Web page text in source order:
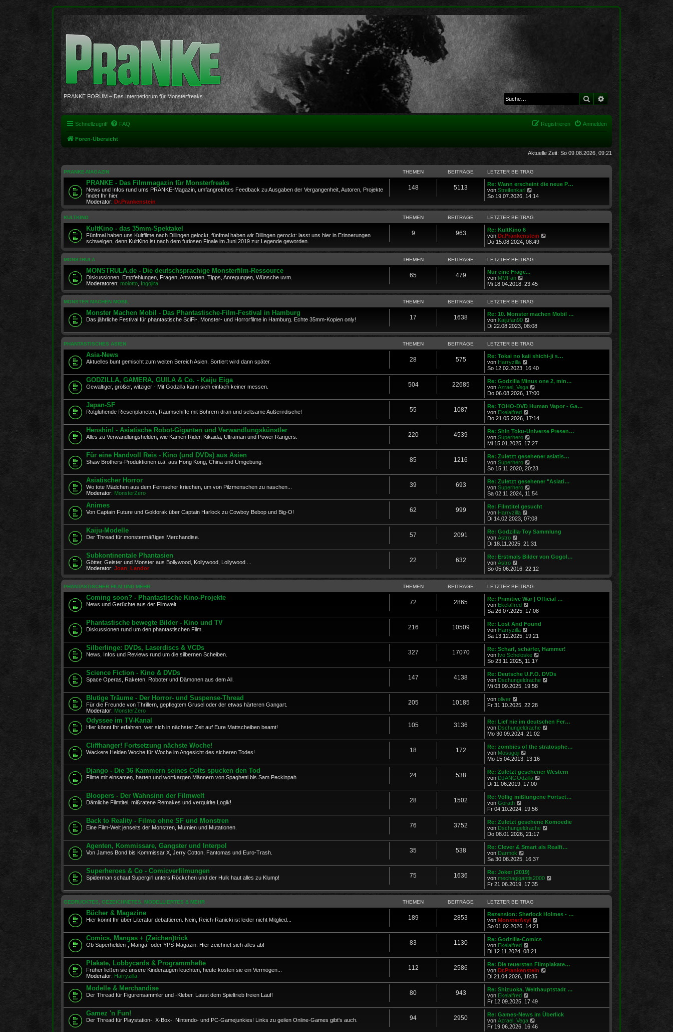
PRANKE FORUM – Das Internetforum für Monsterfreaks Suche Erweiterte Suche
Schnellzugriff FAQ Anmelden
Registrieren
Foren-Übersicht
Aktuelle Zeit: So 09.08.2026, 09:21
PRANKE-MAGAZIN THEMEN BEITRÄGE LETZTER BEITRAG
PRANKE - Das Filmmagazin für Monsterfreaks
News und Infos rund ums PRANKE-Magazin, umfangreiches Feedback zu Ausgaben der Vergangenheit, Autoren, Projekte
findet Ihr hier.
Moderator: Dr.Prankenstein
148 5113
Re: Wann erscheint die neue P…
von Streifenkarl
e
e
t
B
e
i
r
So 19.07.2026, 14:14
KULTKINO THEMEN BEITRÄGE LETZTER BEITRAG
KultKino - das 35mm-Spektakel
Fünfmal haben uns Kultfilme nach Dillingen gelockt, fünfmal haben wir Dillingen gerockt: lasst uns hier in Erinnerungen
schwelgen, denn KultKino ist nach dem furiosen Finale im Juni 2019 zur Legende geworden.
9 963
Re: KultKino 6
von Dr.Prankenstein
u
e
t
e
i
r
a
Do 15.08.2024, 08:49
MONSTRULA THEMEN BEITRÄGE LETZTER BEITRAG
MONSTRULA.de - Die deutschsprachige Monsterfilm-Ressource
Diskussionen, Empfehlungen, Fragen, Antworten, Tipps, Anregungen, Wünsche uvm.
Moderatoren: molotto Ingojira
65 479
Nur eine Frage...
von MMFan
e
u
e
s
t
e
r
B
e
i
t
r
a
g
Mi 18.04.2018, 23:45
MONSTER MACHEN MOBIL THEMEN BEITRÄGE LETZTER BEITRAG
Monster Machen Mobil - Das Phantastische-Film-Festival in Hamburg
Das jährliche Festival für phantastische SciFi-, Monster- und Horrorfilme in Hamburg. Echte 35mm-Kopien only! 17 1638
Re: 10. Monster machen Mobil …
von Kaijufan90
e
u
e
s
t
e
B
e
i
t
r
g
Di 22.08.2023, 08:08
PHANTASTISCHES ASIEN THEMEN BEITRÄGE LETZTER BEITRAG
Asia-News
Aktuelles bunt gemischt zum weiten Bereich Asien. Sortiert wird dann später. 28 575
Re: Tokai no kaii shichi-ji s…
von Harryzilla
e
u
e
s
t
r
B
e
i
r
a
g
So 12.02.2023, 16:40
GODZILLA, GAMERA, GUILA & Co. - Kaiju Eiga
Gewaltiger, größer, witziger - Mit Godzilla kann sich einfach keiner messen. 504 22685
Re: Godzilla Minus one 2, min…
von Azrael_Vega
e
u
e
t
B
e
i
r
g
Do 06.08.2026, 17:00
Japan-SF
Rotglühende Riesenplaneten, Raumschiffe mit Bohrern dran und seltsame Außerirdische! 55 1087
Re: TOHO-DVD Human Vapor - Ga…
von Ekelalfred
e
u
e
s
t
r
B
e
i
r
a
g
Do 21.05.2026, 17:14
Henshin! - Asiatische Robot-Giganten und Verwandlungskünstler
Alles zu Verwandlungshelden, wie Kamen Rider, Kikaida, Ultraman und Power Rangers. 220 4539
Re: Shin Toku-Universe Presen…
von Superhero
e
u
e
t
r
B
e
i
r
g
Mi 15.01.2025, 17:27
Für eine Handvoll Reis - Kino (und DVDs) aus Asien
Shaw Brothers-Produktionen u.ä. aus Hong Kong, China und Umgebung. 85 1216
Re: Zuletzt gesehener asiatis…
von Superhero
e
u
e
t
B
e
i
r
g
So 15.11.2020, 20:23
Asiatischer Horror
Wo tote Mädchen aus dem Fernseher kriechen, um von Pilzmenschen zu naschen...
Moderator: MonsterZero
39 693
Re: Zuletzt gesehener "Asiati…
von Superhero
e
u
e
t
B
e
i
r
g
Sa 02.11.2024, 11:54
Animes
Von Captain Future und Goldorak über Captain Harlock zu Cowboy Bebop und Big-O! 62 999
Re: Filmtitel gesucht
von Harryzilla
e
u
e
s
t
r
B
e
i
t
r
a
Di 14.02.2023, 07:08
Kaiju-Modelle
Der Thread für monstermäßiges Merchandise. 57 2091
Re: Godzilla-Toy Sammlung
von Astro
e
u
e
t
r
B
e
i
t
r
g
Di 18.11.2025, 21:31
Subkontinentale Phantasien
Götter, Geister und Monster aus Bollywood, Kollywood, Lollywood ...
Moderator: Joan_Landor
22 632
Re: Erstmals Bilder von Gogol…
von Astro
e
u
e
s
t
e
r
B
e
i
t
r
So 05.06.2016, 22:12
PHANTASTISCHER FILM UND MEHR THEMEN BEITRÄGE LETZTER BEITRAG
Coming soon? - Phantastische Kino-Projekte
News und Gerüchte aus der Filmwelt. 72 2865
Re: Primitive War | Official …
von Ekelalfred
e
u
e
t
r
B
e
i
r
a
g
Sa 26.07.2025, 17:08
Phantastische bewegte Bilder - Kino und TV
Diskussionen rund um den phantastischen Film. 216 10509
Re: Lost And Found
von Harryzilla
e
u
e
s
t
r
B
e
i
a
g
Sa 13.12.2025, 19:21
Silberlinge: DVDs, Laserdiscs & VCDs
News, Infos und Reviews rund um die silbernen Scheiben. 327 17070
Re: Scharf, schärfer, Hammer!
von Ivo Scheloske
u
e
s
i
t
r
a
g
So 23.11.2025, 11:17
Science Fiction - Kino & DVDs
Space Operas, Raketen, Roboter und Dämonen aus dem All. 147 4138
Re: Deutsche U.F.O. DVDs
von Dschungeldrache
u
e
r
i
t
g
Mi 03.09.2025, 19:58
Blutige Träume - Der Horror- und Suspense-Thread
Für die Freunde von Thrillern, gepflegtem Grusel oder der etwas härteren Gangart.
Moderator: MonsterZero
205 10185 von oliver
e
e
s
t
e
r
B
e
i
t
r
a
g
Fr 31.10.2025, 22:28
Odyssee im TV-Kanal
Hier könnt Ihr erfahren, wer sich in nächster Zeit auf Eure Mattscheiben beamt! 105 3136
Re: Lief nie im deutschen Fer…
von Dschungeldrache
u
e
r
B
r
Mo 30.09.2024, 21:02
Cliffhanger! Fortsetzung nächste Woche!
Wackere Helden Woche für Woche im Angesicht des sicheren Todes! 18 172
Re: zombies of the stratosphe…
von Mosugoji
e
u
e
s
t
B
e
i
r
a
g
Mo 15.04.2013, 13:16
Django - Die 36 Kammern seines Colts spucken den Tod
Filme mit einsamen, harten und wortkargen Männern von Spaghetti bis Sam Peckinpah 24 538
Re: Zuletzt gesehener Western
von DJANGOdzilla
u
e
B
e
r
Di 11.06.2019, 17:00
Bloopers - Der Wahnsinn der Filmwelt
Dämliche Filmtitel, mißratene Remakes und verquirlte Logik! 28 1502
Re: Völlig mißlungene Fortset…
von Gorath
e
u
e
s
t
e
r
B
e
i
r
a
g
Fr 04.10.2024, 19:56
Back to Reality - Filme ohne SF und Monstren
Eine Film-Welt jenseits der Monstren, Mumien und Mutationen. 76 3752
Re: Zuletzt gesehene Komoedie
von Dschungeldrache
u
e
B
e
t
g
Do 08.01.2026, 21:17
Agenten, Kommissare, Gangster und Interpol
Von James Bond bis Kommissar X, Jerry Cotton, Fantomas und Euro-Trash. 35 538
Re: Clever & Smart als Realfi…
von Darmok
e
u
e
s
t
r
B
e
i
t
r
g
Sa 30.08.2025, 16:37
Superheroes & Co - Comicverfilmungen
Spiderman schaut Supergirl unters Röckchen und der Hulk haut alles zu Klump! 75 1636
Re: Joker (2019)
von mechagigantis2000
u
e
t
e
e
g
Fr 21.06.2019, 17:35
GEDRUCKTES, GEZEICHNETES, MODELLIERTES & MEHR THEMEN BEITRÄGE LETZTER BEITRAG
Bücher & Magazine
Hier könnt Ihr über Literatur debattieren. Nein, Reich-Ranicki ist leider nicht Mitglied... 189 2853
Rezension: Sherlock Holmes - …
von MonsterAsyl
u
e
r
B
e
r
So 01.02.2026, 14:21
Comics, Mangas + (Zeichen)trick
Ob Superhelden-, Manga- oder YPS-Magazin: Hier zeichnet sich alles ab! 83 1130
Re: Godzilla-Comics
von Ekelalfred
e
u
e
s
t
r
B
e
i
r
a
g
Di 12.11.2024, 08:21
Plakate, Lobbycards & Programmhefte
Früher ließen sie unsere Kinderaugen leuchten, heute kosten sie ein Vermögen...
Moderator: Harryzilla
112 2586
Re: Die teuersten Filmplakate…
von Dr.Prankenstein
u
e
s
r
B
Di 21.04.2026, 18:35
Modelle & Merchandise
Der Thread für Figurensammler und -Kleber. Lasst dem Spieltrieb freien Lauf! 80 943
Re: Shizuoka, Welthauptstadt …
von Ekelalfred
e
u
e
s
t
Fr 12.09.2025, 17:49
Gamez 'n Fun!
Der Thread für Playstation-, X-Box-, Nintendo- und PC-Gamejunkies! Links zu geilen Online-Games gibt's auch. 94 2950
Re: Games-News im Überlick
von Azrael_Vega
e
Fr 19.06.2026, 16:46